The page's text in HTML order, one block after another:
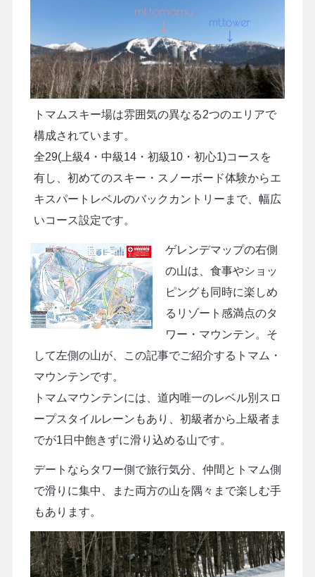
トマムスキー場は雰囲気の異なる2つのエリアで
構成されています。
全29(上級4・中級14・初級10・初心1)コースを
有し、初めてのスキー・スノーボード体験からエ
キスパートレベルのバックカントリーまで、幅広
いコース設定です。
ゲレンデマップの右側
の山は、食事やショッ
ピングも同時に楽しめ
るリゾート感満点のタ
ワー・マウンテン。そ
して左側の山が、この記事でご紹介するトマム・
マウンテンです。
トマムマウンテンには、道内唯一のレベル別スロ
ープスタイルレーンもあり、初級者から上級者ま
でが1日中飽きずに滑り込める山です。
デートならタワー側で旅行気分、仲間とトマム側
で滑りに集中、また両方の山を隅々まで楽しむ手
もあります。